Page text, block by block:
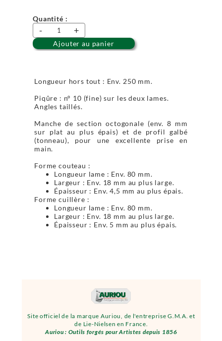
Site officiel de la marque Auriou, de l'entreprise G.M.A. et
de Lie-Nielsen en France.
Auriou : Outils forgés pour Artistes depuis 1856
Quantité :
- +
Ajouter au panier
Longueur hors tout : Env. 250 mm.
Piqûre : n° 10 (fine) sur les deux lames.
Angles taillés.
Manche de section octogonale (env. 8 mm
sur plat au plus épais) et de profil galbé
(tonneau), pour une excellente prise en
main.
Forme couteau :
Longueur lame : Env. 80 mm.
Largeur : Env. 18 mm au plus large.
Épaisseur : Env. 4,5 mm au plus épais.
Forme cuillère :
Longueur lame : Env. 80 mm.
Largeur : Env. 18 mm au plus large.
Épaisseur : Env. 5 mm au plus épais.